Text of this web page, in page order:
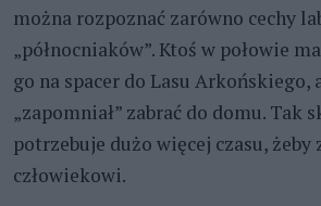
można rozpoznać zarówno cechy
„północniaków”. Ktoś w połowie
go na spacer do Lasu Arkońskiego,
„zapomniał” zabrać do domu. Tak
potrzebuje dużo więcej czasu, żeby
człowiekowi.